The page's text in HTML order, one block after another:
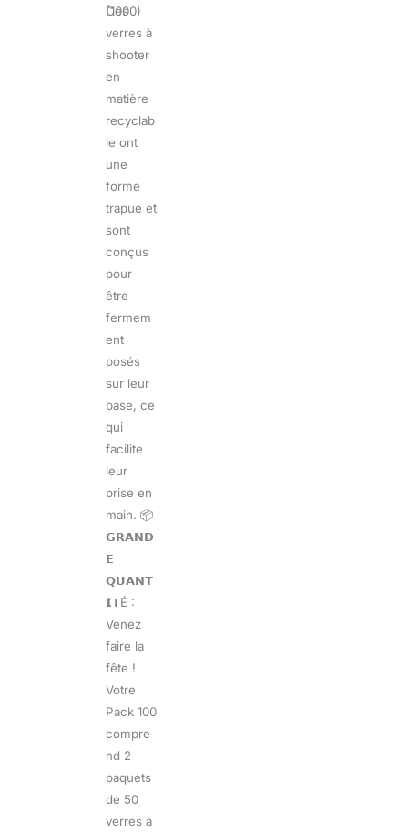
(1000)
Ces
verres à
shooter
en
matière
recyclab
le ont
une
forme
trapue et
sont
conçus
pour
être
fermem
ent
posés
sur leur
base, ce
qui
facilite
leur
prise en
main. 📦
𝗚𝗥𝗔𝗡𝗗
𝗘
𝗤𝗨𝗔𝗡𝗧
𝗜𝗧É :
Venez
faire la
fête !
Votre
Pack 100
compre
nd 2
paquets
de 50
verres à